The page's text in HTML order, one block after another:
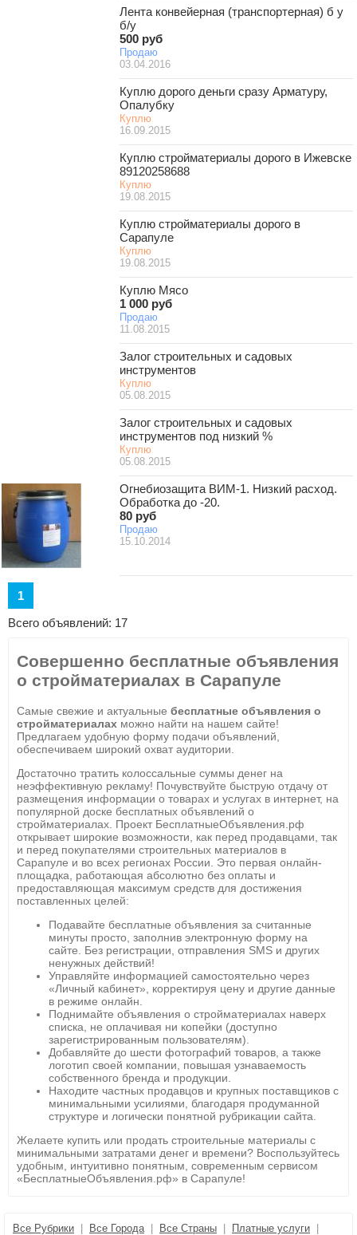
Лента конвейерная (транспортерная) б у
б/у
500 руб
Продаю
03.04.2016
Куплю дорого деньги сразу Арматуру,
Опалубку
Куплю
16.09.2015
Куплю стройматериалы дорого в Ижевске
89120258688
Куплю
19.08.2015
Куплю стройматериалы дорого в
Сарапуле
Куплю
19.08.2015
Куплю Мясо
1 000 руб
Продаю
11.08.2015
Залог строительных и садовых
инструментов
Куплю
05.08.2015
Залог строительных и садовых
инструментов под низкий %
Куплю
05.08.2015
Огнебиозащита ВИМ-1. Низкий расход.
Обработка до -20.
80 руб
Продаю
15.10.2014
1
Всего объявлений: 17
Совершенно бесплатные объявления
о стройматериалах в Сарапуле
Самые свежие и актуальные бесплатные объявления о
стройматериалах можно найти на нашем сайте!
Предлагаем удобную форму подачи объявлений,
обеспечиваем широкий охват аудитории.
Достаточно тратить колоссальные суммы денег на
неэффективную рекламу! Почувствуйте быструю отдачу от
размещения информации о товарах и услугах в интернет, на
популярной доске бесплатных объявлений о
стройматериалах. Проект БесплатныеОбъявления.рф
открывает широкие возможности, как перед продавцами, так
и перед покупателями строительных материалов в
Сарапуле и во всех регионах России. Это первая онлайн-
площадка, работающая абсолютно без оплаты и
предоставляющая максимум средств для достижения
поставленных целей:
Подавайте бесплатные объявления за считанные
минуты просто, заполнив электронную форму на
сайте. Без регистрации, отправления SMS и других
ненужных действий!
Управляйте информацией самостоятельно через
«Личный кабинет», корректируя цену и другие данные
в режиме онлайн.
Поднимайте объявления о стройматериалах наверх
списка, не оплачивая ни копейки (доступно
зарегистрированным пользователям).
Добавляйте до шести фотографий товаров, а также
логотип своей компании, повышая узнаваемость
собственного бренда и продукции.
Находите частных продавцов и крупных поставщиков с
минимальными усилиями, благодаря продуманной
структуре и логически понятной рубрикации сайта.
Желаете купить или продать строительные материалы с
минимальными затратами денег и времени? Воспользуйтесь
удобным, интуитивно понятным, современным сервисом
«БесплатныеОбъявления.рф» в Сарапуле!
Все Рубрики Все Города| Все Страны Платные услуги